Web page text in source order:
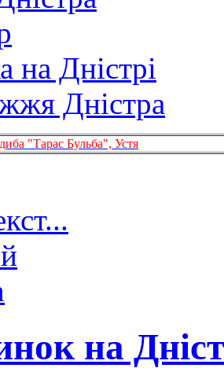
на Дністрі
Дністра
"Тарас Бульба", Устя
на